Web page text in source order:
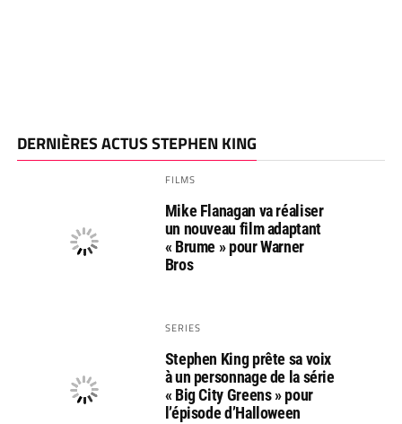
DERNIÈRES ACTUS STEPHEN KING
FILMS
Mike Flanagan va réaliser
un nouveau film adaptant
« Brume » pour Warner
Bros
SERIES
Stephen King prête sa voix
à un personnage de la série
« Big City Greens » pour
l’épisode d’Halloween